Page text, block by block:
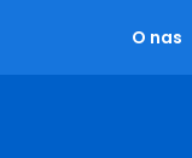
O nas